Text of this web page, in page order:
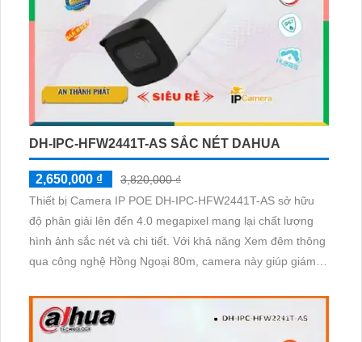
DH-IPC-HFW2441T-AS SẮC NÉT DAHUA
2,650,000 ₫
3,820,000 ₫
Thiết bị Camera IP POE DH-IPC-HFW2441T-AS sở hữu
độ phân giải lên đến 4.0 megapixel mang lại chất lượng
hình ảnh sắc nét và chi tiết. Với khả năng Xem đêm thông
qua công nghệ Hồng Ngoại 80m, camera này giúp giám
nghệ IP POE tiên tiến, đảm bảo không gian lắp đặt gọn
gàng và tiết kiệm